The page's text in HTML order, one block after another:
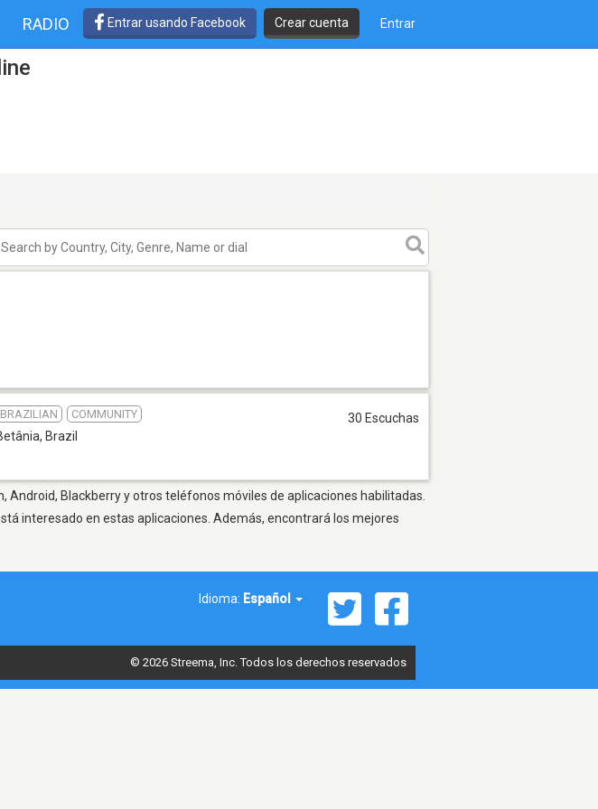
RADIO Entrar usando Facebook Crear cuenta Entrar
BRAZILIAN COMMUNITY
, Brazil
30 Escuchas
Android, Blackberry y otros teléfonos móviles de aplicaciones habilitadas.
interesado en estas aplicaciones. Además, encontrará los mejores
Idioma: Español
© 2026 Streema, Inc. Todos los derechos reservados